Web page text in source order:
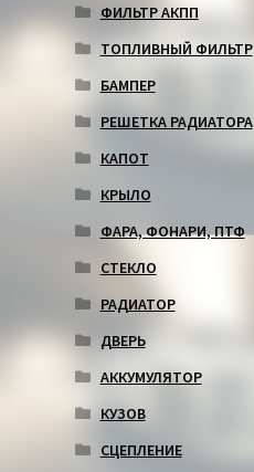
ФИЛЬТР АКПП
ТОПЛИВНЫЙ ФИЛЬТР
БАМПЕР
РЕШЕТКА РАДИАТОРА
КАПОТ
КРЫЛО
ФАРА, ФОНАРИ, ПТФ
СТЕКЛО
РАДИАТОР
ДВЕРЬ
АККУМУЛЯТОР
КУЗОВ
СЦЕПЛЕНИЕ